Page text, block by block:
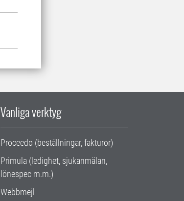
Vanliga verktyg
Proceedo (beställningar, fakturor)
Primula (ledighet, sjukanmälan,
lönespec m.m.)
Webbmejl